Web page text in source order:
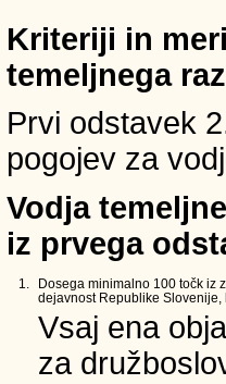
Kriteriji in
temeljnega
Prvi odstavek
pogojev za
Vodja
iz prvega
1.
Dosega minimalno 100 točk iz
dejavnost Republike
Vsaj ena
za